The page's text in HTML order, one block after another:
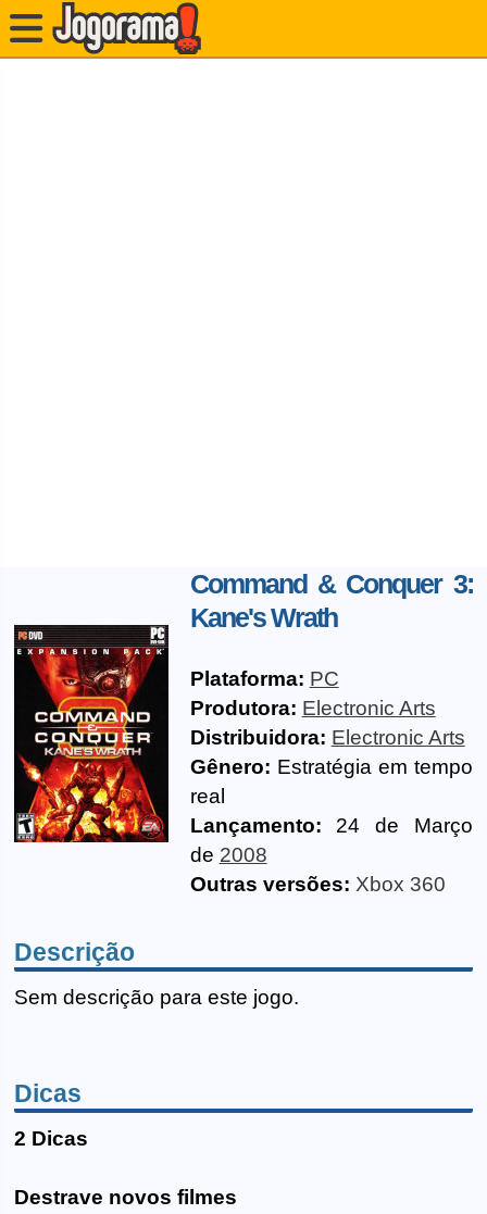
Command & Conquer 3:
Kane's Wrath
Plataforma: PC
Produtora: Electronic Arts
Distribuidora: Electronic Arts
Gênero: Estratégia em tempo
real
Lançamento: 24 de Março
de 2008
Outras versões: Xbox 360
Descrição
Sem descrição para este jogo.
Dicas
2 Dicas
Destrave novos filmes